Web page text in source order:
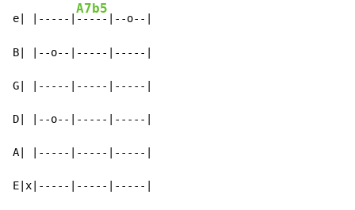
e| |-----|
A7b5
-----|--o--|
B| |--o--|-----|-----|
G| |-----|-----|-----|
D| |--o--|-----|-----|
A| |-----|-----|-----|
E|x|-----|-----|-----|